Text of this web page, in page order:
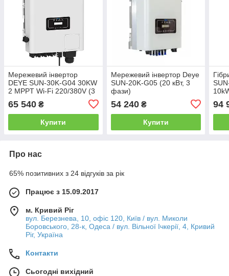
Мережевий інвертор
DEYE SUN-30K-G04 30KW
2 MPPT Wi-Fi 220/380V (3
65 540 ₴
Купити
Мережевий інвертор Deye
SUN-20K-G05 (20 кВт, 3
фази)
54 240₴
Купити
94
Про нас
65% позитивних з 24 відгуків за рік
Працює з 15.09.2017
м. Кривий Ріг
вул. Березнева, 10, офіс 120, Київ / вул. Миколи
Боровського, 28-к, Одеса / вул. Вільної Ічкерії, 4, Кривий
Ріг, Україна
Контакти
Сьогодні вихідний